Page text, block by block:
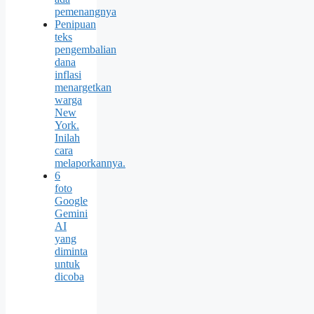
pemenangnya
Penipuan
teks
pengembalian
dana
inflasi
menargetkan
warga
New
York.
Inilah
cara
melaporkannya.
6
foto
Google
Gemini
AI
yang
diminta
untuk
dicoba